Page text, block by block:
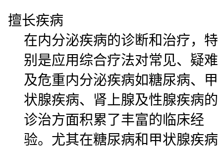
擅长疾病
在内分泌疾病的诊断和治疗，特
别是应用综合疗法对常见、疑难
及危重内分泌疾病如糖尿病、甲
状腺疾病、肾上腺及性腺疾病的
诊治方面积累了丰富的临床经
验。尤其在糖尿病和甲状腺疾病